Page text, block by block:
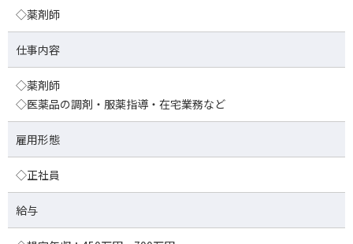
◇薬剤師
仕事内容
◇薬剤師
◇医薬品の調剤・服薬指導・在宅業務など
雇用形態
◇正社員
給与